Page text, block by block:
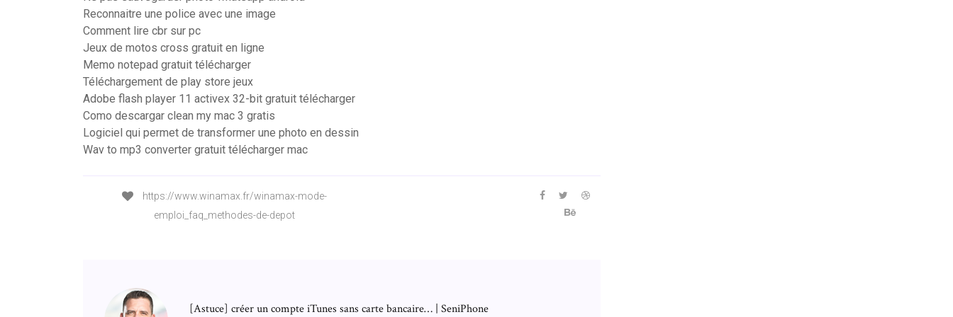
Reconnaitre une police avec une image
Comment lire cbr sur pc
Jeux de motos cross gratuit en ligne
Memo notepad gratuit télécharger
Téléchargement de play store jeux
Adobe flash player 11 activex 32-bit gratuit télécharger
Como descargar clean my mac 3 gratis
Logiciel qui permet de transformer une photo en dessin
Wav to mp3 converter gratuit télécharger mac
https://www.winamax.fr/winamax-mode-
emploi_faq_methodes-de-depot
[Astuce] créer un compte iTunes sans carte bancaire… | SeniPhone